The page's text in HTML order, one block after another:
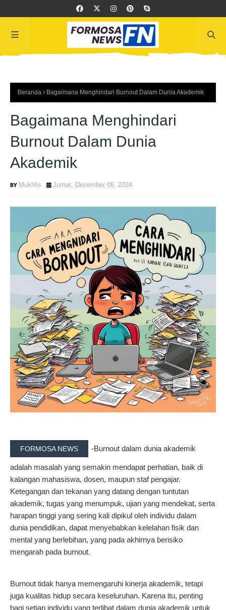
Beranda Bagaimana Menghindari Burnout Dalam Dunia Akademik
Bagaimana Menghindari
Burnout Dalam Dunia
Akademik
Mukhlis Jumat, Desember 06, 2024
FORMOSA NEWS -Burnout dalam dunia akademik
adalah masalah yang semakin mendapat perhatian, baik di
kalangan mahasiswa, dosen, maupun staf pengajar.
Ketegangan dan tekanan yang datang dengan tuntutan
akademik, tugas yang menumpuk, ujian yang mendekat, serta
harapan tinggi yang sering kali dipikul oleh individu dalam
dunia pendidikan, dapat menyebabkan kelelahan fisik dan
mental yang berlebihan, yang pada akhirnya berisiko
mengarah pada burnout.
Burnout tidak hanya memengaruhi kinerja akademik, tetapi
juga kualitas hidup secara keseluruhan. Karena itu, penting
bagi setiap individu yang terlibat dalam dunia akademik untuk